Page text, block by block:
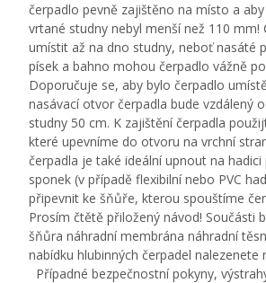
čerpadlo pevně zajištěno na místo a
vrtané studny nebyl menší než 110 mm!
umístit až na dno studny, neboť nasáté
písek a bahno mohou čerpadlo vážně
Doporučuje se, aby bylo čerpadlo
nasávací otvor čerpadla bude vzdálený
studny 50 cm. K zajištění čerpadla
které upevníme do otvoru na vrchní
čerpadla je také ideální upnout na
sponek (v případě flexibilní nebo PVC
připevnit ke šňůře, kterou spouštíme
Prosím čtětě přiložený návod! Součásti
šňůra náhradní membrána náhradní
nabídku hlubinných čerpadel
Případné bezpečnostní pokyny,